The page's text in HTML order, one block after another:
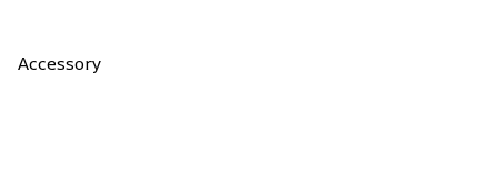
Accessory